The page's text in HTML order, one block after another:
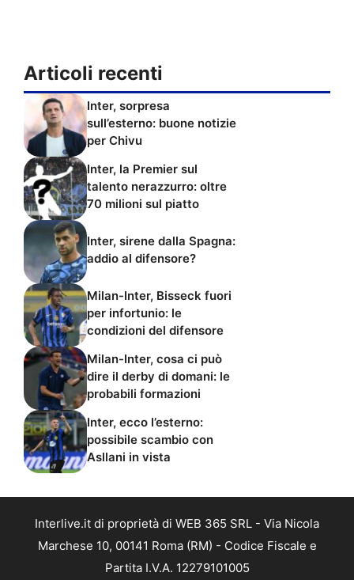
Articoli recenti
Inter, sorpresa
sull’esterno: buone notizie
per Chivu
Inter, la Premier sul
talento nerazzurro: oltre
70 milioni sul piatto
Inter, sirene dalla Spagna:
addio al difensore?
Milan-Inter, Bisseck fuori
per infortunio: le
condizioni del difensore
Milan-Inter, cosa ci può
dire il derby di domani: le
probabili formazioni
Inter, ecco l’esterno:
possibile scambio con
Asllani in vista
Interlive.it di proprietà di WEB 365 SRL - Via Nicola
Marchese 10, 00141 Roma (RM) - Codice Fiscale e
Partita I.V.A. 12279101005